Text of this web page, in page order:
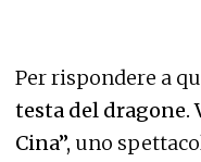
Per rispondere a
testa del dragone.
Cina”, uno